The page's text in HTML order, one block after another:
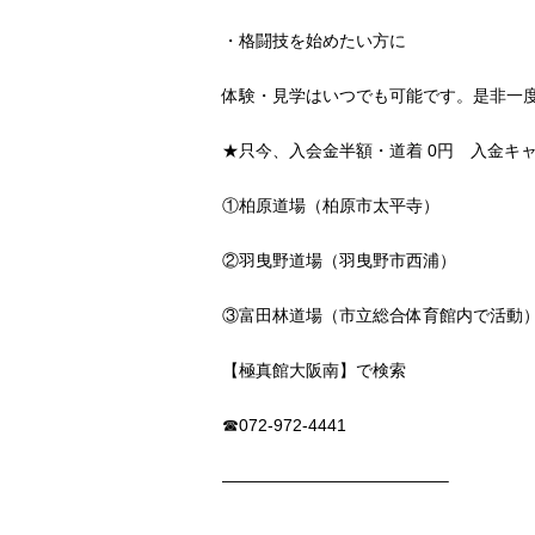
・格闘技を始めたい方に
体験・見学はいつでも可能です。是非一
★只今、入会金半額・道着 0円 入金キャ
①柏原道場（柏原市太平寺）
②羽曳野道場（羽曳野市西浦）
③富田林道場（市立総合体育館内で活動）
【極真館大阪南】で検索
☎︎072-972-4441
—————————————–